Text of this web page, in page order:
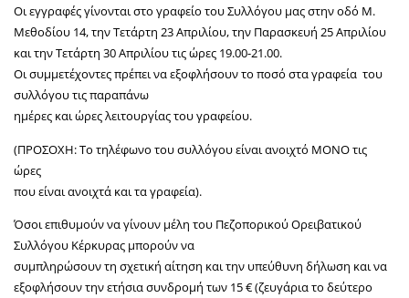
Οι εγγραφές γίνονται στο γραφείο του Συλλόγου μας στην οδό Μ.
Μεθοδίου 14, την Τετάρτη 23 Απριλίου, την Παρασκευή 25 Απριλίου
και την Τετάρτη 30 Απριλίου τις ώρες 19.00-21.00.
Οι συμμετέχοντες πρέπει να εξοφλήσουν το ποσό στα γραφεία του
συλλόγου τις παραπάνω
ημέρες και ώρες λειτουργίας του γραφείου.
(ΠΡΟΣΟΧΗ: Το τηλέφωνο του συλλόγου είναι ανοιχτό ΜΟΝΟ τις
ώρες
που είναι ανοιχτά και τα γραφεία).
Όσοι επιθυμούν να γίνουν μέλη του Πεζοπορικού Ορειβατικού
Συλλόγου Κέρκυρας μπορούν να
συμπληρώσουν τη σχετική αίτηση και την υπεύθυνη δήλωση και να
εξοφλήσουν την ετήσια συνδρομή των 15 € (ζευγάρια το δεύτερο